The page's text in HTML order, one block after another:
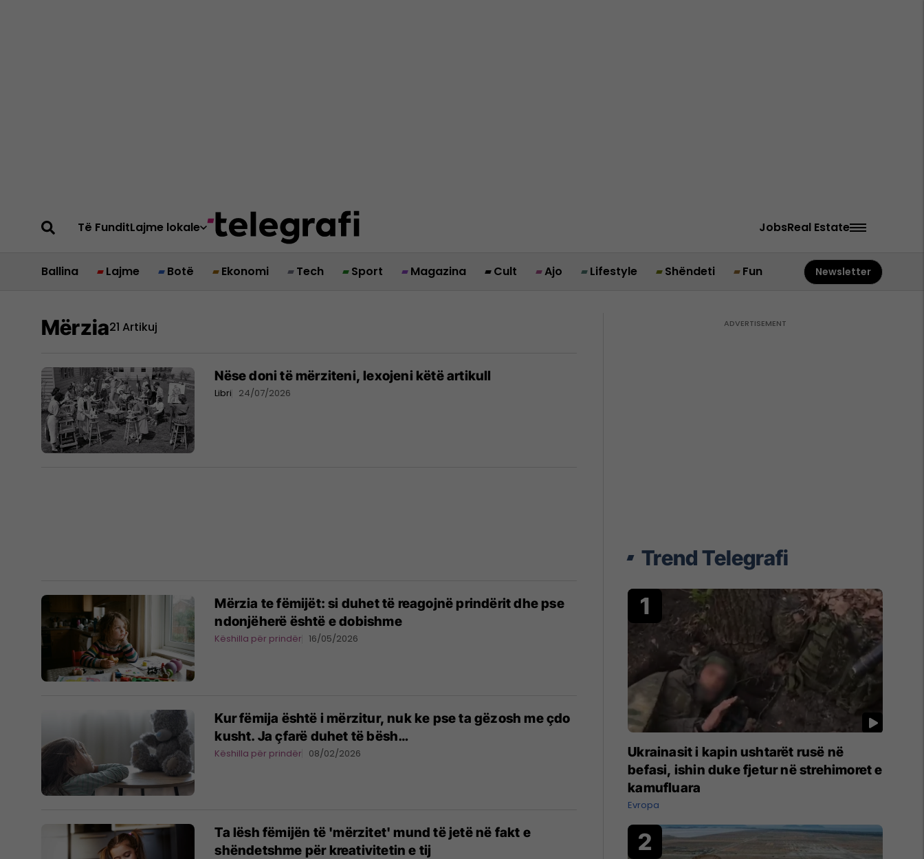
Të FunditLajme lokale JobsReal Estate
Ballina Lajme Botë Ekonomi Tech Sport Magazina Cult Ajo Lifestyle Shëndeti Fun Newsletter
Mërzia21 Artikuj
Nëse doni të mërziteni, lexojeni këtë artikull
Libri 24/07/2026
Mërzia te fëmijët: si duhet të reagojnë prindërit dhe pse
ndonjëherë është e dobishme
Këshilla për prindër 16/05/2026
Kur fëmija është i mërzitur, nuk ke pse ta gëzosh me çdo
kusht. Ja çfarë duhet të bësh…
Këshilla për prindër 08/02/2026
Ta lësh fëmijën të 'mërzitet' mund të jetë në fakt e
shëndetshme për kreativitetin e tij
Trend Telegrafi
Ukrainasit i kapin ushtarët rusë në
befasi, ishin duke fjetur në strehimoret e
kamufluara
Evropa